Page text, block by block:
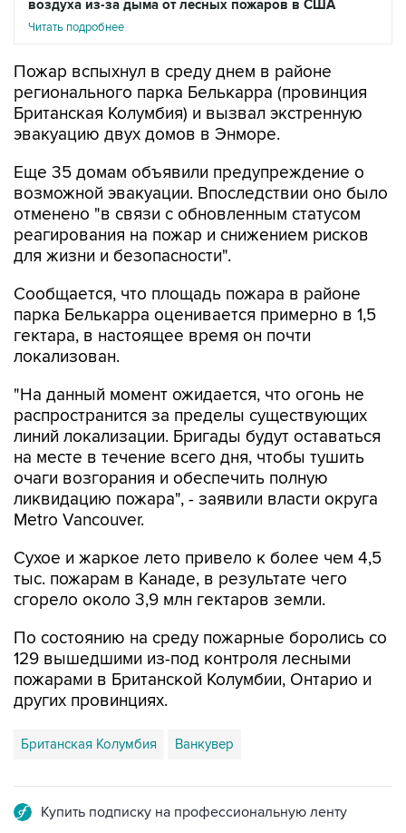
воздуха из-за дыма от лесных пожаров в США
Читать подробнее
Пожар вспыхнул в среду днем в районе
регионального парка Белькарра (провинция
Британская Колумбия) и вызвал экстренную
эвакуацию двух домов в Энморе.
Еще 35 домам объявили предупреждение о
возможной эвакуации. Впоследствии оно было
отменено "в связи с обновленным статусом
реагирования на пожар и снижением рисков
для жизни и безопасности".
Сообщается, что площадь пожара в районе
парка Белькарра оценивается примерно в 1,5
гектара, в настоящее время он почти
локализован.
"На данный момент ожидается, что огонь не
распространится за пределы существующих
линий локализации. Бригады будут оставаться
на месте в течение всего дня, чтобы тушить
очаги возгорания и обеспечить полную
ликвидацию пожара", - заявили власти округа
Metro Vancouver.
Сухое и жаркое лето привело к более чем 4,5
тыс. пожарам в Канаде, в результате чего
сгорело около 3,9 млн гектаров земли.
По состоянию на среду пожарные боролись со
129 вышедшими из-под контроля лесными
пожарами в Британской Колумбии, Онтарио и
других провинциях.
Британская Колумбия Ванкувер
Купить подписку на профессиональную ленту